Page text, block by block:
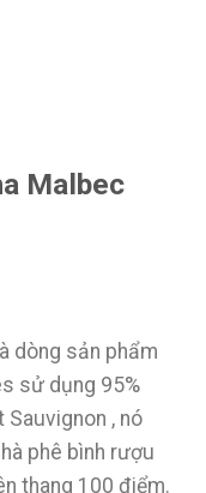
Malbec
dòng sản phẩm
sử dụng 95%
Sauvignon , nó
phê bình rượu
thang 100 điểm.